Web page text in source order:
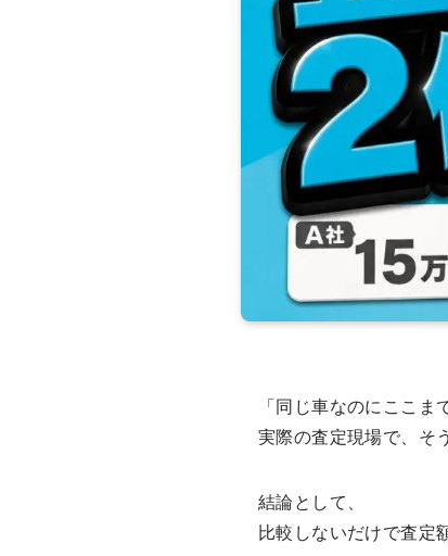
「同じ車なのにここま
実際の査定現場で、そ
結論として、
比較しないだけで査定